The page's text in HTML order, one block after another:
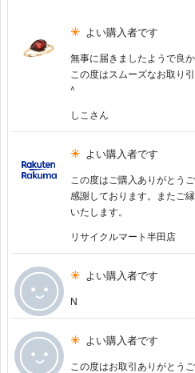
よい購入者です
無事に届きましたようで良か
この度はスムーズなお取り
^
しこさん
よい購入者です
この度はご購入ありがとう
感謝しております。またご
いたします。
リサイクルマート半田店
よい購入者です
N
よい購入者です
この度はお取引ありがとう